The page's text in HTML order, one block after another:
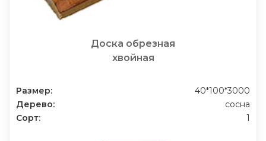
Доска обрезная
хвойная
Размер:
40*100*3000
Дерево:
сосна
Сорт:
1